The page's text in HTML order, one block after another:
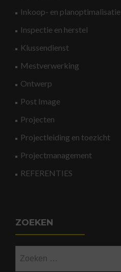
Inkoop- en planoptimalisatie
Inspectie en herstel
Klussendienst
Mestverwerking
Ontwerp
Post Image
Projecten
Projectleiding en toezicht
Projectmanagement
REFERENTIES
ZOEKEN
naar: